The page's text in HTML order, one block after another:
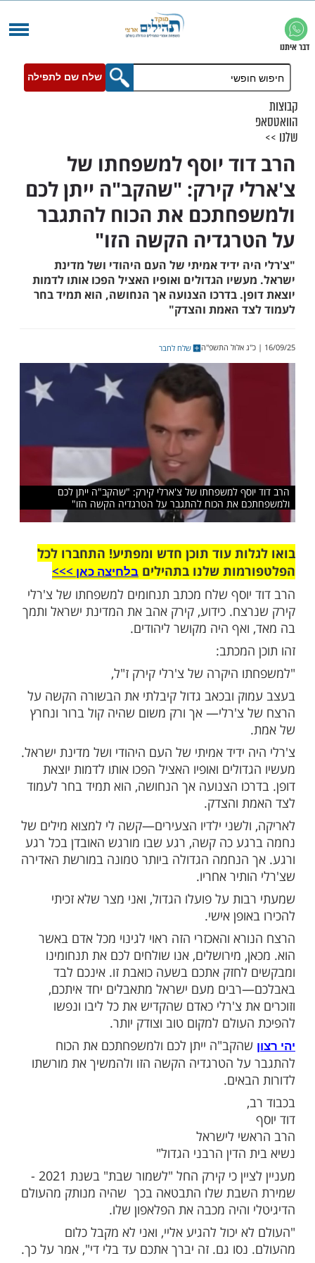
שלח שם לתפילה
יוסף למשפחתו של
קירק: "שהקב"ה ייתן לכם
את הכוח להתגבר
הקשה הזו"
הגדולים ואופיו האציל הפכו אותו לדמות
בדרכו הצנועה אך הנחושה, הוא תמיד בחר
האמת והצדק"
שלח לחבר
למשפחתו של צ'ארלי קירק: "שהקב"ה ייתן לכם
את הכוח להתגבר על הטרגדיה הקשה הזו"
עוד תוכן חדש ומפתיע! התחברו לכל
שלנו בתהיליםבלחיצה כאן >>>​
שלח מכתב תנחומים למשפחתו של צ'רלי
כידוע, קירק אהב את המדינת ישראל ותמך
היה מקושר ליהודים.
היקרה של צ'רלי קירק ז"ל,
ובכאב גדול קיבלתי את הבשורה הקשה על
אך ורק משום שהיה קול ברור ונחרץ
ידיד אמיתי של העם היהודי ושל מדינת ישראל.
ואופיו האציל הפכו אותו לדמות יוצאת
הצנועה אך הנחושה, הוא תמיד בחר לעמוד
והצדק.
ילדיו הצעירים—קשה לי למצוא מילים של
כה קשה, רגע שבו מורגש האובדן בכל רגע
הגדולה ביותר טמונה במורשת האדירה
אחריו.
על פועלו הגדול, ואני מצר שלא זכיתי
אישי.
והאכזרי הזה ראוי לגינוי מכל אדם באשר
מירושלים, אנו שולחים לכם את תנחומינו
אתכם בשעה כואבת זו. אינכם לבד
מעם ישראל מתאבלים יחד איתכם,
צ'רלי כאדם שהקדיש את כל ליבו ונפשו